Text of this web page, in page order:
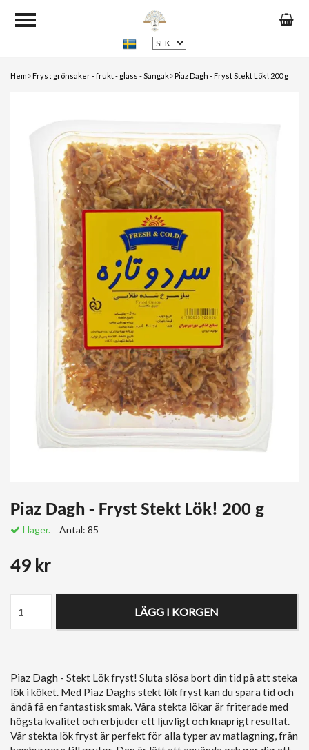
Hem Frys : grönsaker - frukt - glass - Sangak Piaz Dagh - Fryst Stekt Lök! 200 g
Piaz Dagh - Fryst Stekt Lök! 200 g
I lager. Antal: 85
49 kr
LÄGG I KORGEN
Piaz Dagh - Stekt Lök fryst! Sluta slösa bort din tid på att steka
lök i köket. Med Piaz Daghs stekt lök fryst kan du spara tid och
ändå få en fantastisk smak. Våra stekta lökar är friterade med
högsta kvalitet och erbjuder ett ljuvligt och knaprigt resultat.
Vår stekta lök fryst är perfekt för alla typer av matlagning, från